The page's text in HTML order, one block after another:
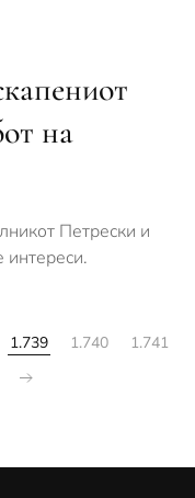
на
Петрески и
интереси.
1.739 1.740
1.741